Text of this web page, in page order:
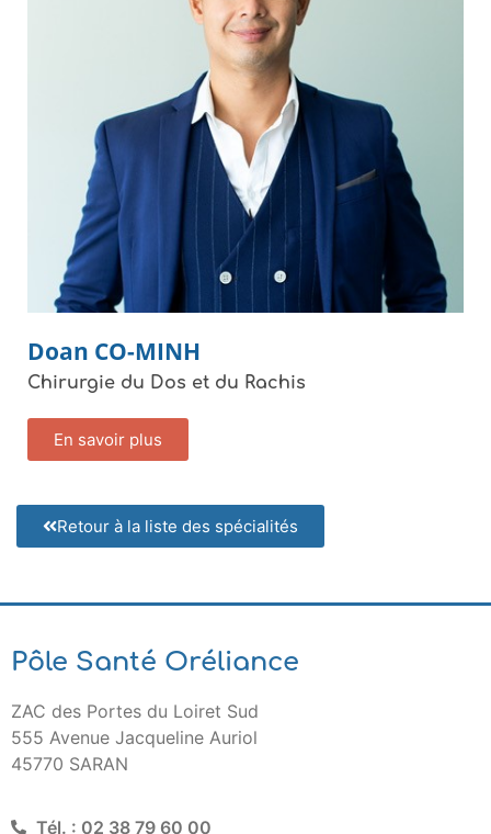
Doan CO-MINH
Chirurgie du Dos et du Rachis
En savoir plus
Retour à la liste des spécialités
Pôle Santé Oréliance
ZAC des Portes du Loiret Sud
555 Avenue Jacqueline Auriol
45770 SARAN
Tél. : 02 38 79 60 00